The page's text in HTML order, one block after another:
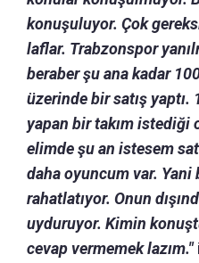
konuşuluyor. Çok
laflar. Trabzonspor
beraber şu ana kadar
üzerinde bir satış yaptı.
yapan bir takım istediği
elimde şu an istesem
daha oyuncum var.
rahatlatıyor. Onun
uyduruyor. Kimin
cevap vermemek lazım."